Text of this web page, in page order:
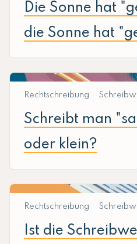
Die Sonne hat
die Sonne hat
Rechtschreibung
Schreibt man
oder klein?
Rechtschreibung
Ist die